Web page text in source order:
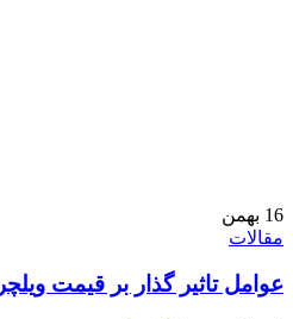
16 بهمن
مقالات
عوامل تاثیر گذار بر قیمت ویلچر